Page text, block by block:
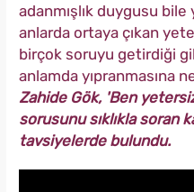
adanmışlık duygusu
anlarda ortaya çıkan
birçok soruyu getirdiği
anlamda yıpranmasına
Zahide Gök, 'Ben
sorusunu sıklıkla soran
tavsiyelerde bulundu.